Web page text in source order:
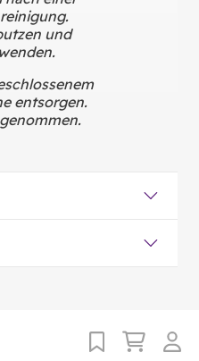
und
entsorgen.